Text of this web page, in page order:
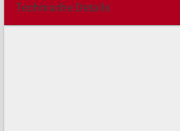
Technische Details